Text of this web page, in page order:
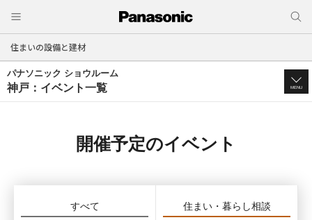
住まいの設備と建材
パナソニック ショウルーム
神戸：イベント一覧 MENU
開催予定のイベント
すべて 住まい・暮らし相談